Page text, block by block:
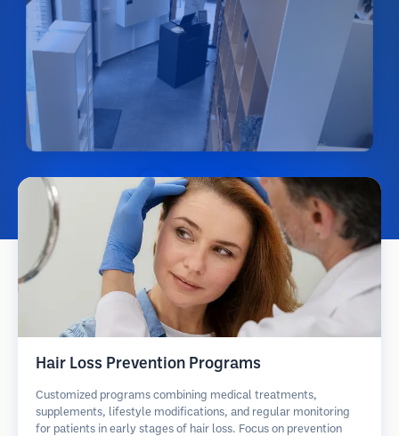
Hair Loss Prevention Programs
Customized programs combining medical treatments,
supplements, lifestyle modifications, and regular monitoring
for patients in early stages of hair loss. Focus on prevention